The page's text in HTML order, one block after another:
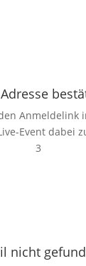
Anmeldelink
Event dabei
3
nicht